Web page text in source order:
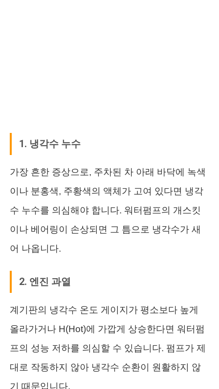
1. 냉각수 누수
가장 흔한 증상으로, 주차된 차 아래 바닥에 녹색
이나 분홍색, 주황색의 액체가 고여 있다면 냉각
수 누수를 의심해야 합니다. 워터펌프의 개스킷
이나 베어링이 손상되면 그 틈으로 냉각수가 새
어 나옵니다.
2. 엔진 과열
계기판의 냉각수 온도 게이지가 평소보다 높게
올라가거나 H(Hot)에 가깝게 상승한다면 워터펌
프의 성능 저하를 의심할 수 있습니다. 펌프가 제
대로 작동하지 않아 냉각수 순환이 원활하지 않
기 때문입니다.